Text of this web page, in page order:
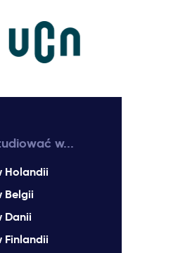
w...
Holandii
Belgii
Danii
Finlandii